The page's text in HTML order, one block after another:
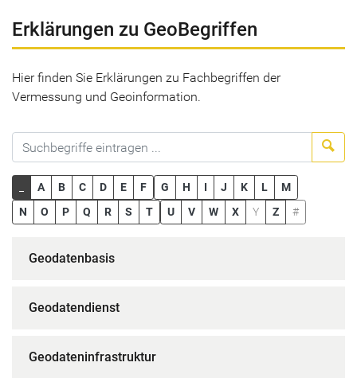
Erklärungen zu GeoBegriffen
Hier finden Sie Erklärungen zu Fachbegriffen der
Vermessung und Geoinformation.
A B C D E F G H I J K L
M
N
O P Q R S T U V W X Y Z #
Geodatenbasis
Geodatendienst
Geodateninfrastruktur